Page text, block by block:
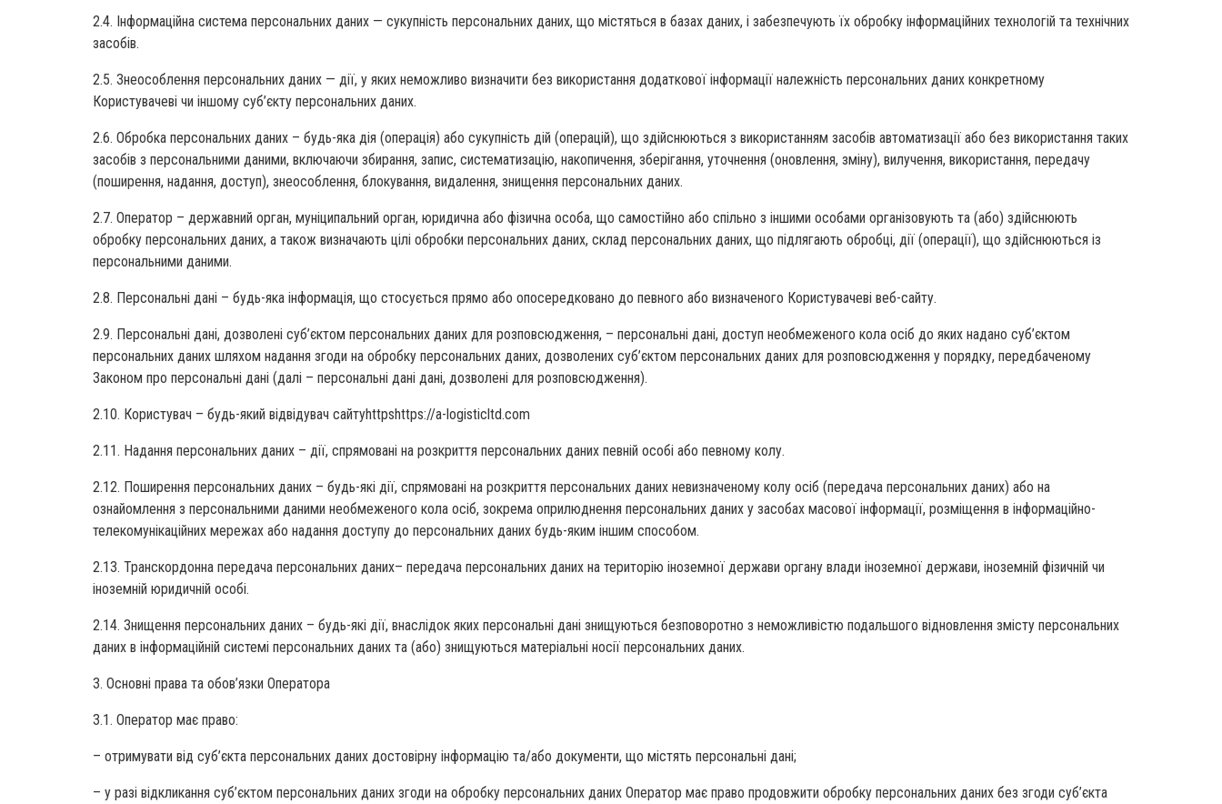
2.4. Інформаційна система персональних даних — сукупність персональних даних, що містяться в базах даних, і забезпечують їх обробку інформаційних технологій та технічних
засобів.
2.5. Знеособлення персональних даних — дії, у яких неможливо визначити без використання додаткової інформації належність персональних даних конкретному
Користувачеві чи іншому суб’єкту персональних даних.
2.6. Обробка персональних даних – будь-яка дія (операція) або сукупність дій (операцій), що здійснюються з використанням засобів автоматизації або без використання таких
засобів з персональними даними, включаючи збирання, запис, систематизацію, накопичення, зберігання, уточнення (оновлення, зміну), вилучення, використання, передачу
(поширення, надання, доступ), знеособлення, блокування, видалення, знищення персональних даних.
2.7. Оператор – державний орган, муніципальний орган, юридична або фізична особа, що самостійно або спільно з іншими особами організовують та (або) здійснюють
обробку персональних даних, а також визначають цілі обробки персональних даних, склад персональних даних, що підлягають обробці, дії (операції), що здійснюються із
персональними даними.
2.8. Персональні дані – будь-яка інформація, що стосується прямо або опосередковано до певного або визначеного Користувачеві веб-сайту.
2.9. Персональні дані, дозволені суб’єктом персональних даних для розповсюдження, – персональні дані, доступ необмеженого кола осіб до яких надано суб’єктом
персональних даних шляхом надання згоди на обробку персональних даних, дозволених суб’єктом персональних даних для розповсюдження у порядку, передбаченому
Законом про персональні дані (далі – персональні дані дані, дозволені для розповсюдження).
2.10. Користувач – будь-який відвідувач сайтуhttpshttps://a-logisticltd.com
2.11. Надання персональних даних – дії, спрямовані на розкриття персональних даних певній особі або певному колу.
2.12. Поширення персональних даних – будь-які дії, спрямовані на розкриття персональних даних невизначеному колу осіб (передача персональних даних) або на
ознайомлення з персональними даними необмеженого кола осіб, зокрема оприлюднення персональних даних у засобах масової інформації, розміщення в інформаційно-
телекомунікаційних мережах або надання доступу до персональних даних будь-яким іншим способом.
2.13. Транскордонна передача персональних даних– передача персональних даних на територію іноземної держави органу влади іноземної держави, іноземній фізичній чи
іноземній юридичній особі.
2.14. Знищення персональних даних – будь-які дії, внаслідок яких персональні дані знищуються безповоротно з неможливістю подальшого відновлення змісту персональних
даних в інформаційній системі персональних даних та (або) знищуються матеріальні носії персональних даних.
3. Основні права та обов’язки Оператора
3.1. Оператор має право:
– отримувати від суб’єкта персональних даних достовірну інформацію та/або документи, що містять персональні дані;
– у разі відкликання суб’єктом персональних даних згоди на обробку персональних даних Оператор має право продовжити обробку персональних даних без згоди суб’єкта